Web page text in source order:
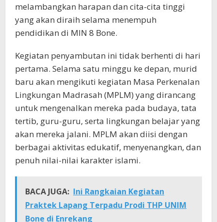
melambangkan harapan dan cita-cita tinggi
yang akan diraih selama menempuh
pendidikan di MIN 8 Bone.
Kegiatan penyambutan ini tidak berhenti di hari
pertama. Selama satu minggu ke depan, murid
baru akan mengikuti kegiatan Masa Perkenalan
Lingkungan Madrasah (MPLM) yang dirancang
untuk mengenalkan mereka pada budaya, tata
tertib, guru-guru, serta lingkungan belajar yang
akan mereka jalani. MPLM akan diisi dengan
berbagai aktivitas edukatif, menyenangkan, dan
penuh nilai-nilai karakter islami.
BACA JUGA: Ini Rangkaian Kegiatan
Praktek Lapang Terpadu Prodi THP UNIM
Bone di Enrekang